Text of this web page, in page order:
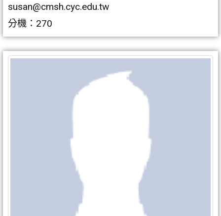
susan@cmsh.cyc.edu.tw
分機：270